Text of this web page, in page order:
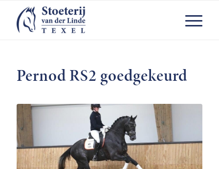
Pernod RS2 goedgekeurd